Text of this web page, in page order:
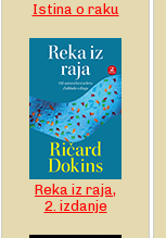
Istina o raku
Reka iz raja,
2. izdanje